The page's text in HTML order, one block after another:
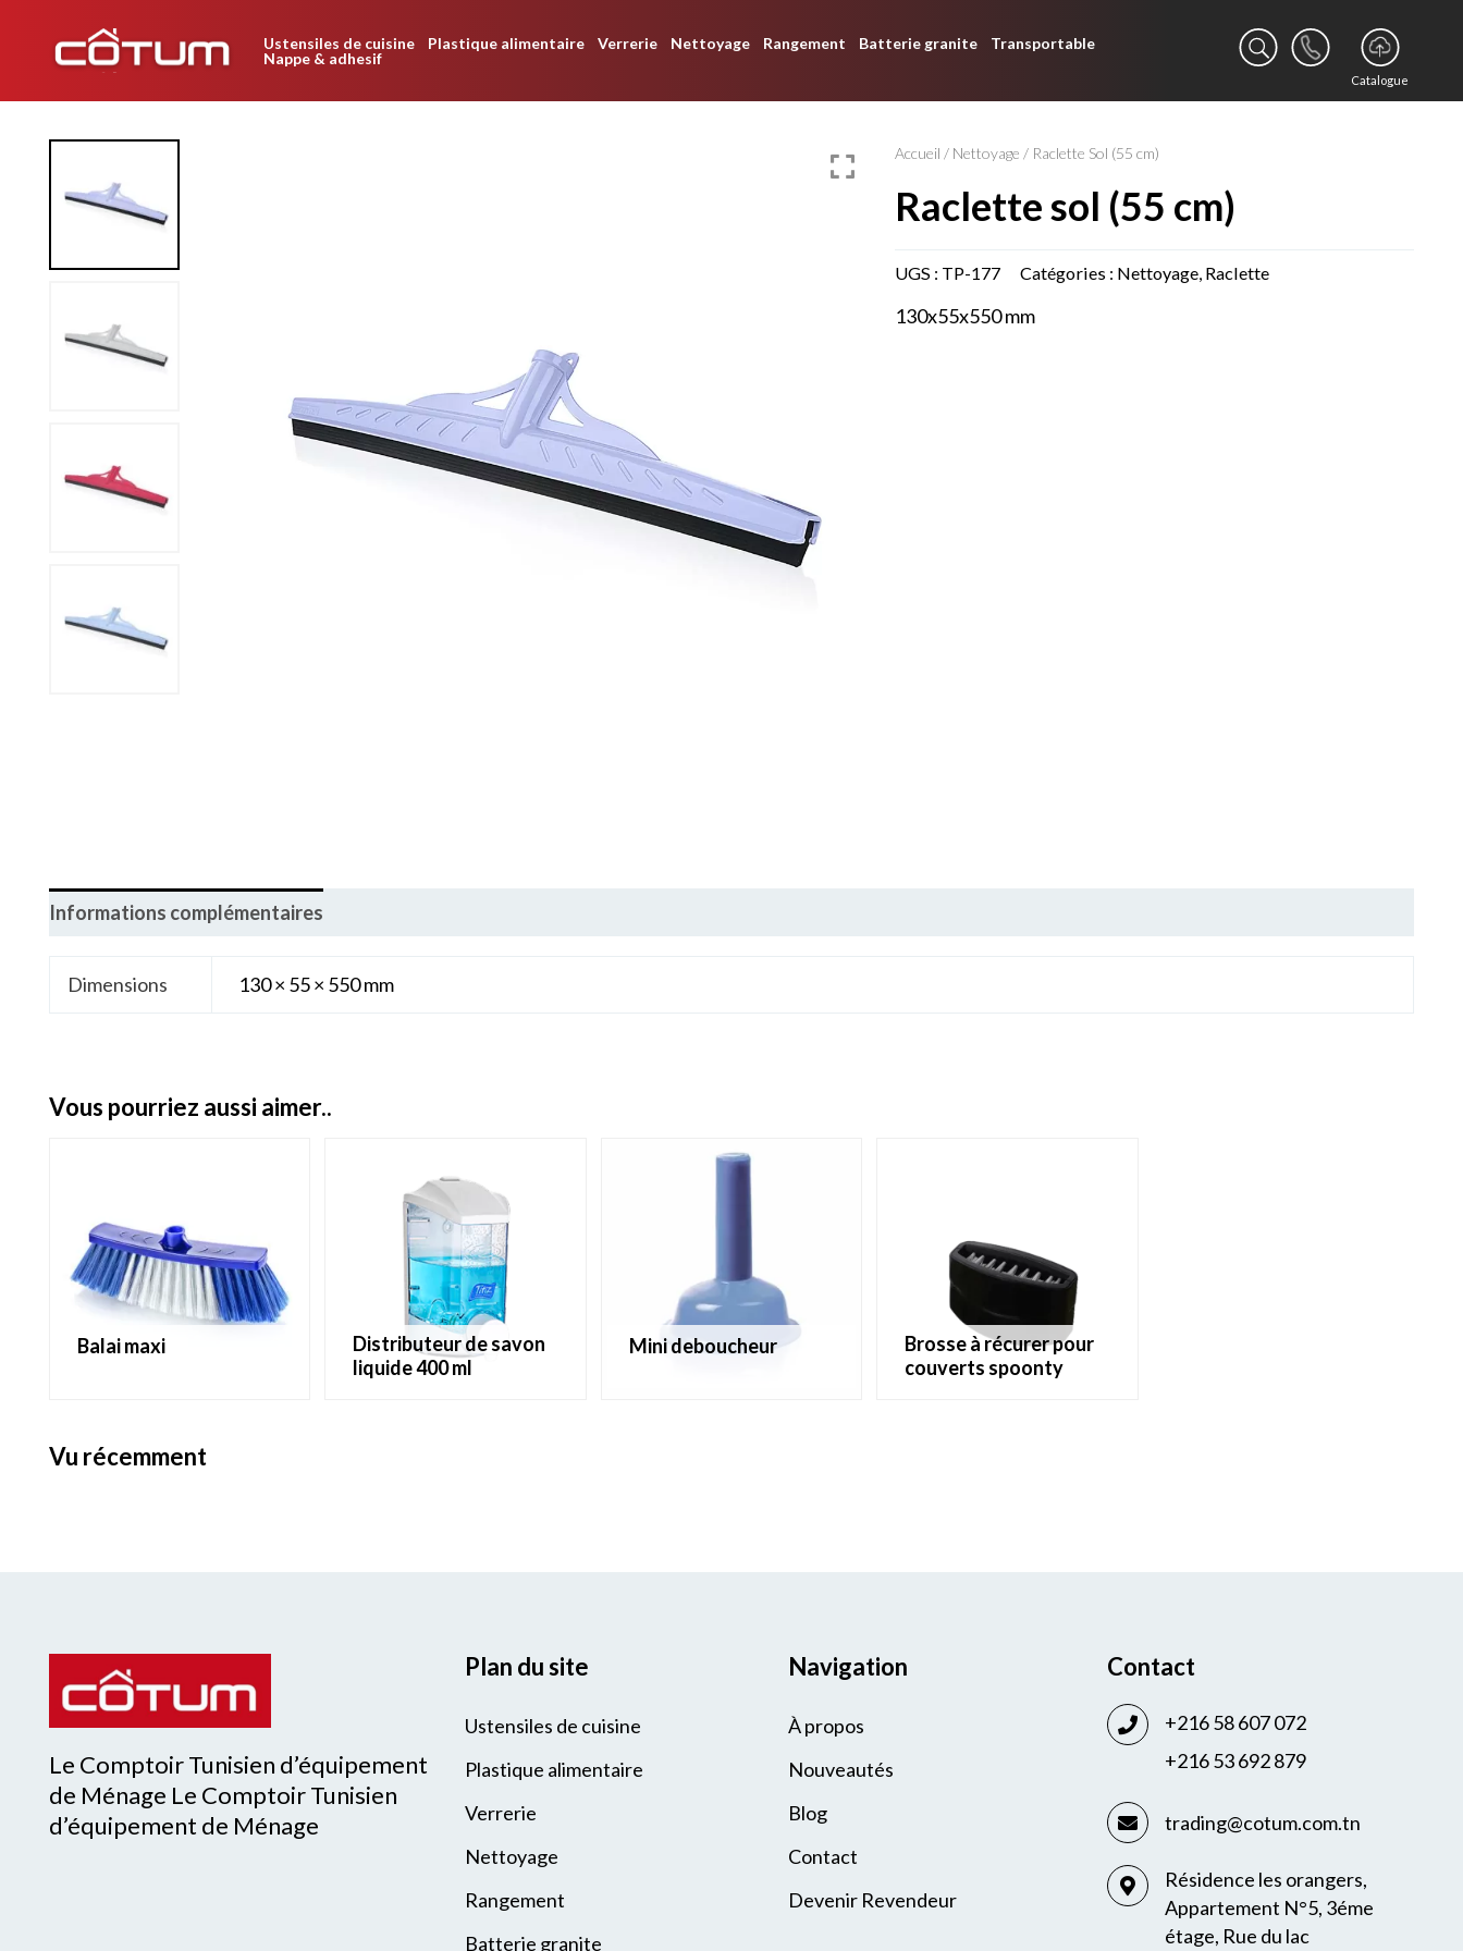
Ustensiles de cuisine Plastique alimentaire Verrerie Nettoyage Rangement Batterie granite
Transportable
Nappe & adhesif
Catalogue
Accueil / Nettoyage / Raclette Sol (55 cm)
raclette sol (55 cm)
UGS : TP-177 Catégories : Nettoyage, Raclette
130x55x550 mm
Informations complémentaires
Dimensions 130 × 55 × 550 mm
vous pourriez aussi aimer..
balai maxi
distributeur de savon
liquide 400 ml
mini deboucheur
brosse à récurer pour
couverts spoonty
vu récemment
Le Comptoir Tunisien d’équipement
de Ménage Le Comptoir Tunisien
d’équipement de Ménage
Plan du site
Ustensiles de cuisine
Plastique alimentaire
Verrerie
Nettoyage
Rangement
Batterie granite
Navigation
À propos
Nouveautés
Blog
Contact
Devenir Revendeur
Contact
+216 58 607 072
+216 53 692 879
trading@cotum.com.tn
Résidence les orangers,
Appartement N°5, 3éme
étage, Rue du lac